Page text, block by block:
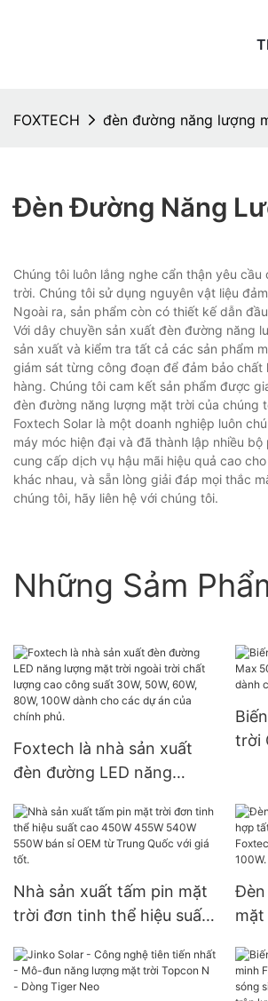
FOXTECH đèn đường năng lượng
Đèn Đường Năng
Chúng tôi luôn lắng nghe cẩn thận yêu
trời. Chúng tôi sử dụng nguyên vật liệu
Ngoài ra, sản phẩm còn có thiết kế dẫn
Với dây chuyền sản xuất đèn đường năng
sản xuất và kiểm tra tất cả các sản phẩm
giám sát từng công đoạn để đảm bảo
hàng. Chúng tôi cam kết sản phẩm được
đèn đường năng lượng mặt trời của chúng
Foxtech Solar là một doanh nghiệp luôn
máy móc hiện đại và đã thành lập nhiều
cung cấp dịch vụ hậu mãi hiệu quả cao
khác nhau, và sẵn lòng giải đáp mọi thắc
chúng tôi, hãy liên hệ với chúng tôi.
Những Sảm
Foxtech là nhà sản xuất
đèn đường LED năng
chất lượng cao công suất
30W, 50W, 60W, 80W,
100W dành cho các dự án
của chính phủ.
trời
Nhà sản xuất tấm pin mặt
trời đơn tinh thể hiệu suất
550W bán sỉ OEM từ
Trung Quốc với giá tốt.
Đèn